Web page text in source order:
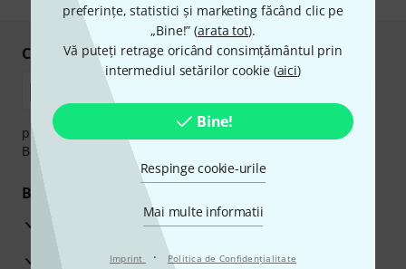
preferințe, statistici și marketing făcând clic pe
„Bine!” (arata tot).
Vă puteți retrage oricând consimțământul prin
intermediul setărilor cookie (aici)
Bine!
Respinge cookie-urile
Mai multe informatii
Imprint · Politica de Confidenţialitate
Cumpărați și plătiți în siguranță
plata se poate efectua în siguranță cu Ramburs, Transfer
Bancar sau Card de credit.
Beneficiile tale
3 Ani Garanție Thomann
Garanţia returnării banilor în 30 de zile